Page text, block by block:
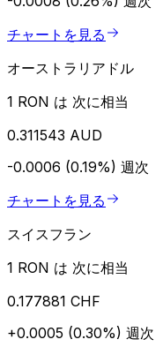
チャートを見る
オーストラリアドル
1 RON は 次に相当
0.311543 AUD
-0.0006 (0.19%) 週次
チャートを見る
スイスフラン
1 RON は 次に相当
0.177881 CHF
+0.0005 (0.30%) 週次